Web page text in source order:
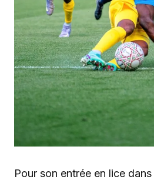
‎Pour son entrée en lice